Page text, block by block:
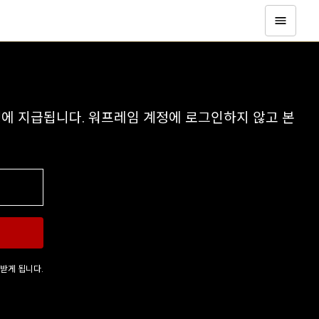
지급됩니다. 워프레임 계정에 로그인하지 않고 본
게 됩니다.